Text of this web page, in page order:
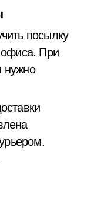
посылку
офиса. При
нужно